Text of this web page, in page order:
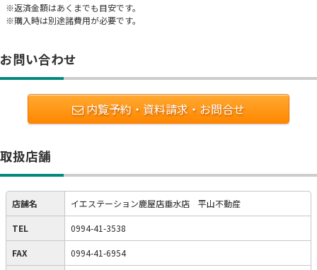
※返済金額はあくまでも目安です。
※購入時は別途諸費用が必要です。
お問い合わせ
内覧予約・資料請求・お問合せ
取扱店舗
店舗名 イエステーション鹿屋店垂水店 平山不動産
TEL 0994-41-3538
FAX 0994-41-6954